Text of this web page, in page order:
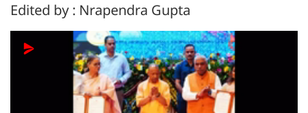
Edited by : Nrapendra Gupta